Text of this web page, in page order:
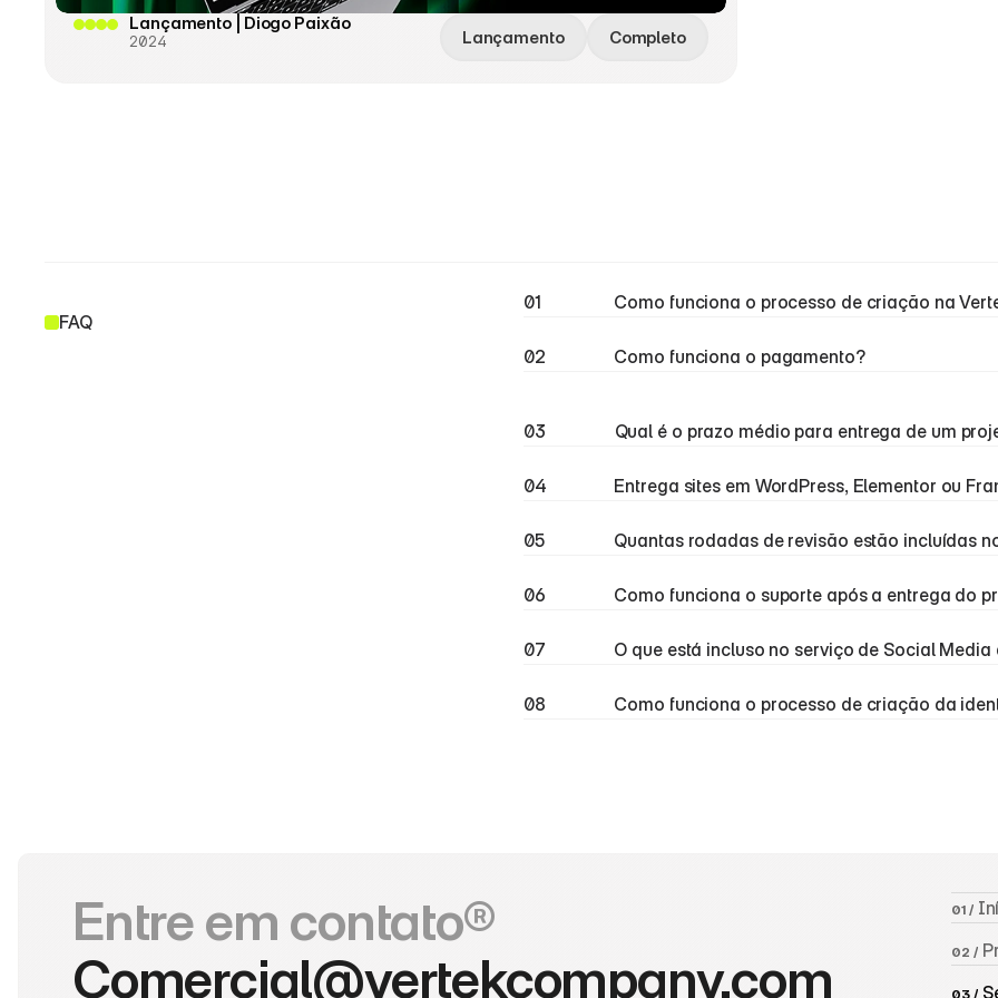
Lançamento | Diogo Paixão
2024 Lançamento Completo
FAQ
01 Como funciona o processo de criação na
02 Como funciona o pagamento?
03 Qual é o prazo médio para entrega de um
04 Entrega sites em WordPress, Elementor ou
05 Quantas rodadas de revisão estão incluídas
06 Como funciona o suporte após a entrega do
07 O que está incluso no serviço de Social Media
08 Como funciona o processo de criação da
Entre em contato®
Comercial@vertekcompany.com
01 /
02 /
03 /